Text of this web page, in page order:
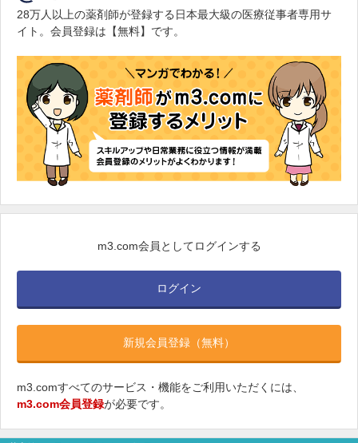
28万人以上の薬剤師が登録する日本最大級の医療従事者専用サ
イト。会員登録は【無料】です。
m3.com会員としてログインする
ログイン
新規会員登録（無料）
m3.comすべてのサービス・機能をご利用いただくには、
m3.com会員登録が必要です。